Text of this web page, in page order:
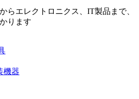
らエレクトロニクス、IT製品まで、
ります
機器